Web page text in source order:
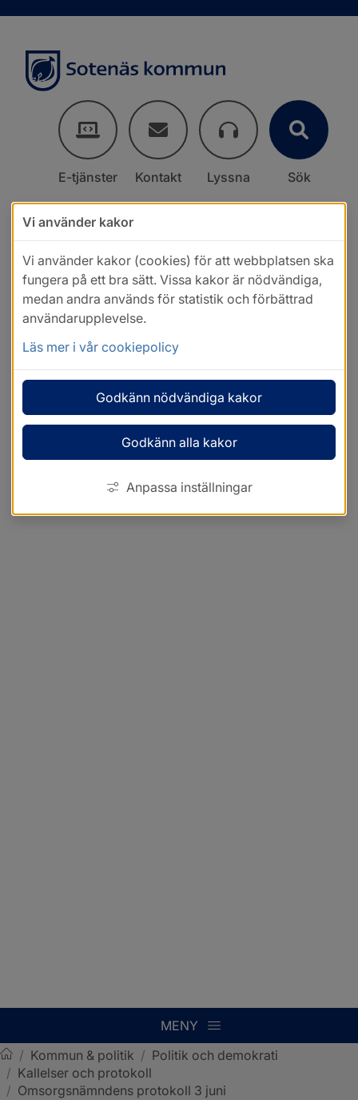
E-tjänster Kontakt Lyssna Sök
MENY
Sotenäs kommun
/ Kommun & politik / Politik och demokrati
/ Kallelser och protokoll
/ Omsorgsnämndens protokoll 3 juni
Vi använder kakor
Vi använder kakor (cookies) för att webbplatsen ska
fungera på ett bra sätt. Vissa kakor är nödvändiga,
medan andra används för statistik och förbättrad
användarupplevelse.
Läs mer i vår cookiepolicy
Godkänn nödvändiga kakor
Godkänn alla kakor
Anpassa inställningar